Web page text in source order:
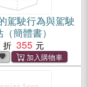
駕駛行為與駕駛
簡體書）
355